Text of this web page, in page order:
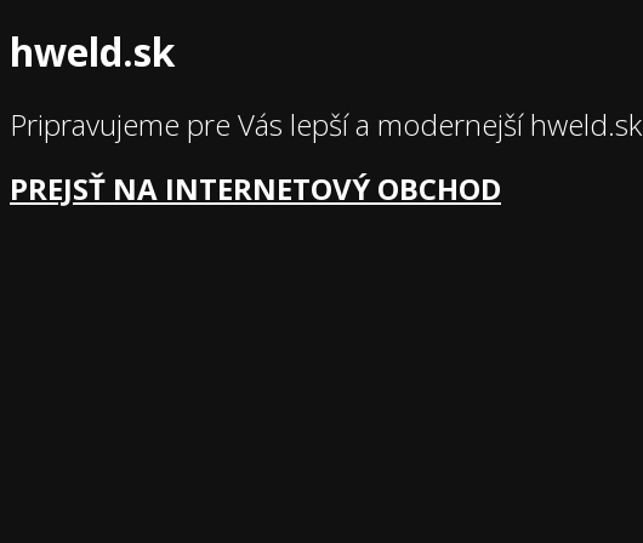
hweld.sk
Pripravujeme pre Vás lepší a modernejší hweld.sk
PREJSŤ NA INTERNETOVÝ OBCHOD